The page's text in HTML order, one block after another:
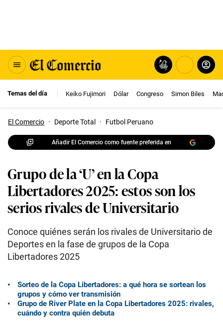
Temas del día Keiko Fujimori Dólar Congreso Simon Biles
El Comercio · Deporte Total · Futbol Peruano
Añadir El Comercio como fuente preferida en
Grupo de la ‘U’ en la Copa
Libertadores 2025: estos son los
serios rivales de Universitario
Conoce quiénes serán los rivales de Universitario de
Deportes en la fase de grupos de la Copa
Libertadores 2025
Sorteo de la Copa Libertadores: a qué hora se sortean los
grupos y cómo ver transmisión
Grupo de River Plate en la Copa Libertadores 2025: rivales,
cuándo y contra quién debuta